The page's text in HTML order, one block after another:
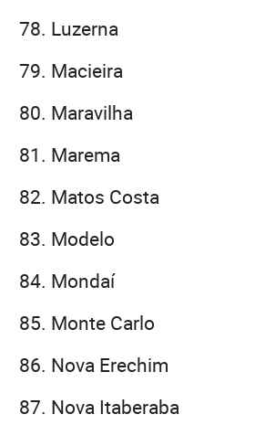
Luzerna
Macieira
Maravilha
Marema
Matos Costa
Modelo
Mondaí
Monte Carlo
Nova Erechim
Nova Itaberaba